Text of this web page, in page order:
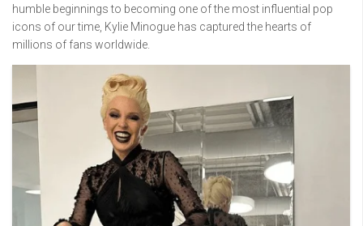
humble beginnings to becoming one of the most influential pop
icons of our time, Kylie Minogue has captured the hearts of
millions of fans worldwide.